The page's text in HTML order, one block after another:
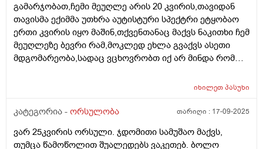
გამარჯობათ,ჩემი მეუღლე არის 20 კვირის,თავიდან
თავისმა ექიმმა უთხრა აუტისტური სპექტრი ეტყობაო
ერთი კვირის იყო მაშინ,თქვენთანაც მაქვს ნაკითხი ჩემ
მეუღლეზე ბევრი რამ,მოკლედ ეხლა გვაქვს ასეთი
მდგომარეობა,სადაც ვცხოვრობთ იქ არ მინდა რომ
მკურნალობდა ჩემი მეუღლე ძალიან გაკვირვებული
იყოს,ორსულობა მიდის ძალიან
იხილეთპასუხი
კატეგორია - ორსულობა თარიღი : 17-09-2025
ვარ 25კვირის ორსული. ჯდომითი სამუშაო მაქვს,
თუმცა წამოწოლით შუალედებს ვაკეთებ. ბოლო